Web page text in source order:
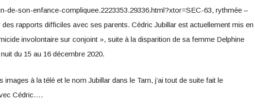
de-son-enfance-compliquee.2223353.29336.html?xtor=SEC-63, rythmée –
des rapports difficiles avec ses parents. Cédric Jubillar est actuellement mis en
involontaire sur conjoint », suite à la disparition de sa femme Delphine
du 15 au 16 décembre 2020.
images à la télé et le nom Jubillar dans le Tarn, j’ai tout de suite fait le
Cédric….